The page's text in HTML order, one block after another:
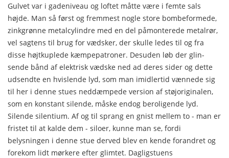
Gulvet var i gadeniveau og loftet måtte være i fem­te sals
højde. Man så først og fremmest nogle store bombefor­mede,
zinkgrønne metalcylindre med en del påmonterede me­talrør,
vel sagtens til brug for vædsker, der skulle ledes til og fra
disse højtkuplede kæmpepatroner. Desuden løb der glin­
sende bånd af elektrisk vædske ned ad deres sider og dette
udsendte en hvislende lyd, som man imidlertid vænnede sig
til her i denne stues neddæmpede version af støjoriginalen,
som en konstant silende, måske endog beroligende lyd.
Silende silen­tium. Af og til sprang en gnist mellem to - man er
fristet til at kalde dem - siloer, kunne man se, fordi
belysningen i denne stue derved blev en kende forandret og
forekom lidt mørkere efter glimtet. Dagligstuens